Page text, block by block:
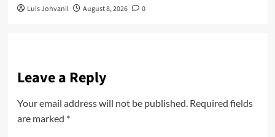
Luis Johvanil August 8, 2026 0
Leave a Reply
Your email address will not be published. Required fields
are marked *